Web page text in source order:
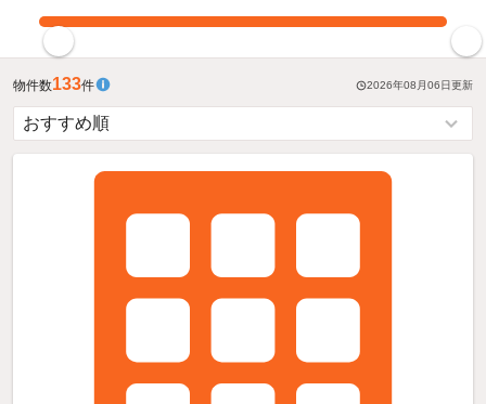
物件数133件 2026年08月06日更新